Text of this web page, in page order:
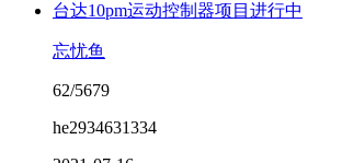
台达10pm运动控制器项目进行中
忘忧鱼
62/5679
he2934631334